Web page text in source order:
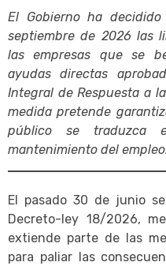
El Gobierno ha
septiembre de 2026 las
las empresas que se
ayudas directas
Integral de Respuesta a
medida pretende
público se traduzca
mantenimiento del
El pasado 30 de junio
Decreto-ley 18/2026,
extiende parte de las
para paliar las